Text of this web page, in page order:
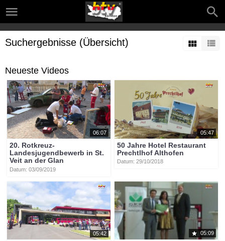
Suchergebnisse (Übersicht)
Neueste Videos
06:07
20. Rotkreuz-
Landesjugendbewerb in St.
Veit an der Glan
Datum: 03/09/2019
05:47
50 Jahre Hotel Restaurant
Prechtlhof Althofen
Datum: 29/10/2018
05:42 05:09